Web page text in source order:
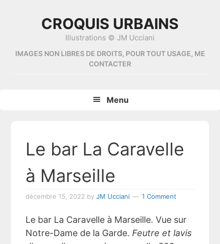
CROQUIS URBAINS
Illustrations © JM Ucciani
IMAGES NON LIBRES DE DROITS, POUR TOUT USAGE, ME
CONTACTER
Menu
Le bar La Caravelle
à Marseille
décembre 15, 2022 byJM Ucciani 1 Comment
Le bar La Caravelle à Marseille. Vue sur
Notre-Dame de la Garde.Feutre et lavis